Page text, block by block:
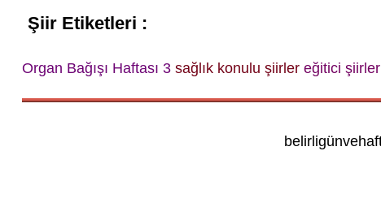
Şiir Etiketleri :
Organ Bağışı Haftası 3 sağlık konulu şiirler eğitici şiirler